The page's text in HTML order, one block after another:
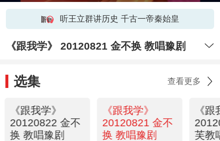
听王立群讲历史 千古一帝秦始皇
《跟我学》 20120821 金不换 教唱豫剧
选集 查看更多
《跟我学》
20120822 金不
换 教唱豫剧
《跟我学》
20120821 金不
换 教唱豫剧
《
芙教